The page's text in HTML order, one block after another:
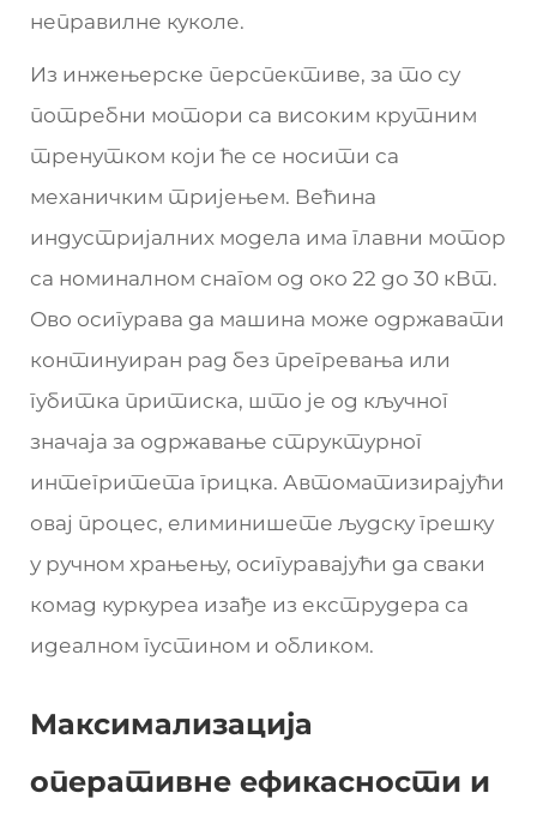
неправилне куколе.
Из инжењерске перспективе, за то су
потребни мотори са високим крутним
тренутком који ће се носити са
механичким тријењем. Већина
индустријалних модела има главни мотор
са номиналном снагом од око 22 до 30 кВт.
Ово осигурава да машина може одржавати
континуиран рад без прегревања или
губитка притиска, што је од кључног
значаја за одржавање структурног
интегритета грицка. Автоматизирајући
овај процес, елиминишете људску грешку
у ручном храњењу, осигуравајући да сваки
комад куркуреа изађе из екструдера са
идеалном густином и обликом.
Максимализација
оперативне ефикасности и